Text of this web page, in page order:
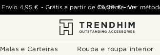
Malas e Carteiras Roupa e roupa interior
Envio 4,95 € - Grátis a partir de 49,00 € - Ver
Contacte-nos